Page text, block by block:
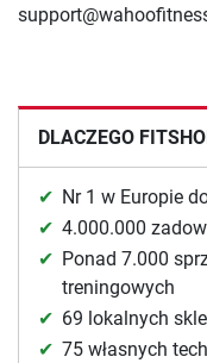
DLACZEGO
Nr 1 w Europie
4.000.000
Ponad 7.000
treningowych
69 lokalnych
75 własnych